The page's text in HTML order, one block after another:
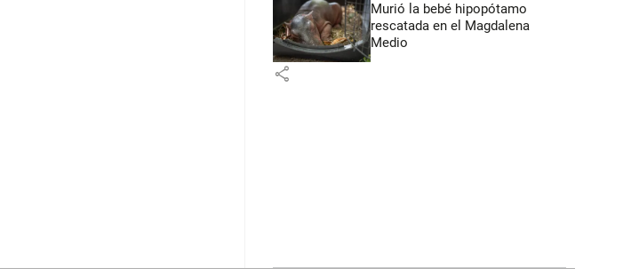
Murió la bebé hipopótamo
rescatada en el Magdalena
Medio
share